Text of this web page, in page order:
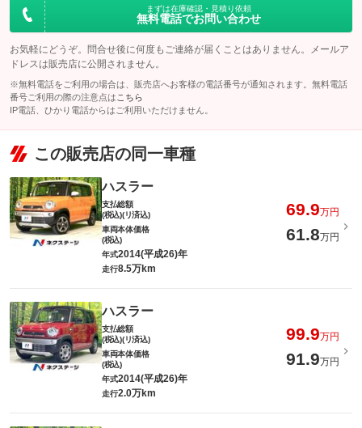
まずは在庫確認・見積り依頼
無料電話でお問い合わせ
お気軽にどうぞ。問合せ後に何度もご連絡が届くことはありません。メールア
ドレスは販売店に公開されません。
※無料電話をご利用の場合は、販売店へお客様の電話番号が通知されます。無料電話
番号ご利用の際の注意点は こちら
IP電話、ひかり電話からはご利用いただけません。
この販売店の同一車種
ハスラー
支払総額
(税込)(リ済込)
69.9万円
車両本体価格
(税込)
61.8万円
年式2014(平成26)年
走行8.5万km
ハスラー
支払総額
(税込)(リ済込)
99.9万円
車両本体価格
(税込)
91.9万円
年式2014(平成26)年
走行2.0万km